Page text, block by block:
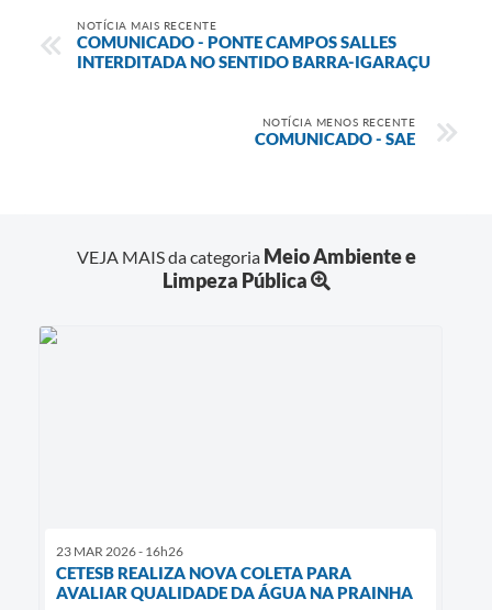
NOTÍCIA MAIS RECENTE
COMUNICADO - PONTE CAMPOS SALLES
INTERDITADA NO SENTIDO BARRA-IGARAÇU
NOTÍCIA MENOS RECENTE
COMUNICADO - SAE
VEJA MAIS da categoria Meio Ambiente e
Limpeza Pública
23 MAR 2026 - 16h26
CETESB REALIZA NOVA COLETA PARA
AVALIAR QUALIDADE DA ÁGUA NA PRAINHA